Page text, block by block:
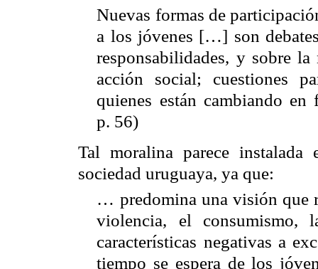
Nuevas formas de
a los jóvenes […] son
responsabilidades, y sobre
acción social; cuestiones
quienes están cambiando
p. 56)
Tal moralina parece
sociedad uruguaya, ya que:
… predomina una visión que
violencia, el consumismo,
características negativas a
tiempo se espera de los